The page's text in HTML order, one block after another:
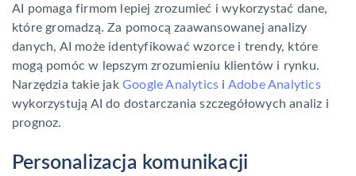
AI pomaga firmom lepiej zrozumieć i wykorzystać dane,
które gromadzą. Za pomocą zaawansowanej analizy
danych, AI może identyfikować wzorce i trendy, które
mogą pomóc w lepszym zrozumieniu klientów i rynku.
Narzędzia takie jak Google Analytics i Adobe Analytics
wykorzystują AI do dostarczania szczegółowych analiz i
prognoz.
Personalizacja komunikacji